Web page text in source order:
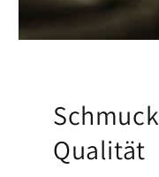
Qualität